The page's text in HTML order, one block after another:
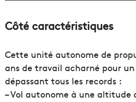
Côté caractéristiques
Cette unité autonome de
ans de travail acharné pour
dépassant tous les records :
– Vol autonome à une altitude